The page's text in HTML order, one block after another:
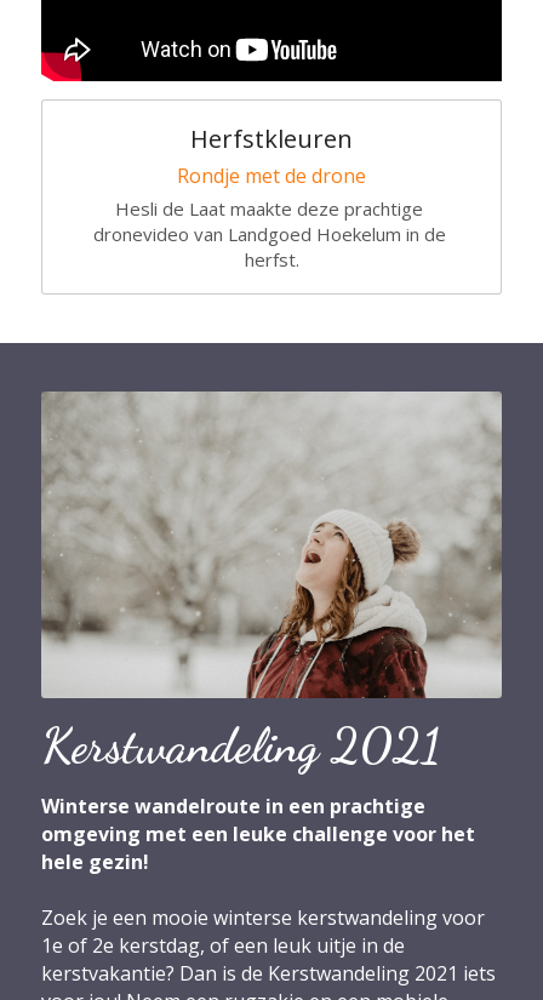
Herfstkleuren
Rondje met de drone
Hesli de Laat maakte deze prachtige
dronevideo van Landgoed Hoekelum in de
herfst.
Kerstwandeling 2021
Winterse wandelroute in een prachtige
omgeving met een leuke challenge voor het
hele gezin!
Zoek je een mooie winterse kerstwandeling voor
1e of 2e kerstdag, of een leuk uitje in de
kerstvakantie? Dan is de Kerstwandeling 2021 iets